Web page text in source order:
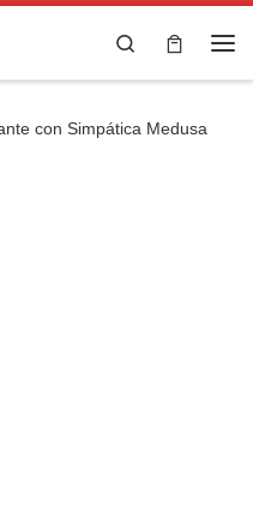
Search
con Simpática Medusa